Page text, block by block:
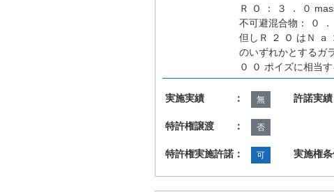
Ｒ Ｏ ： ３ ． ０
不可避混合物： ０
但しＲ ２ Ｏ はＮ ａ
のいずれかとするガ
０ ０ ポイズに相当
実施実績 ： 無 許諾実
特許権譲渡 ： 否
特許権実施許諾： 可 実施権条